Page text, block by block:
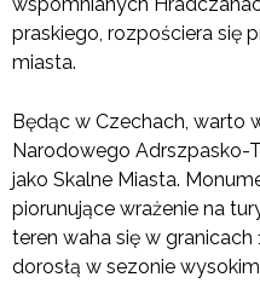
praskiego, rozpościera się
miasta.
Będąc w Czechach, warto
Narodowego Adrszpasko-
jako Skalne Miasta.
piorunujące wrażenie na
teren waha się w
dorosłą w sezonie